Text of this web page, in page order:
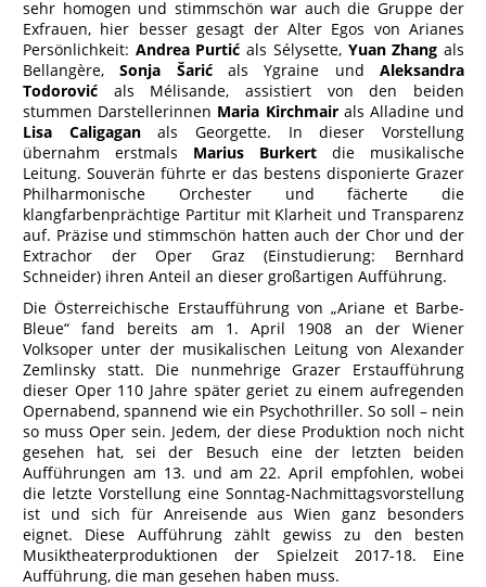
sehr homogen und stimmschön war auch die Gruppe der
Exfrauen, hier besser gesagt der Alter Egos von Arianes
Persönlichkeit: Andrea Purtić als Sélysette, Yuan Zhang als
Bellangère,Sonja Šarićals Ygraine undAleksandra
Todorović als Mélisande, assistiert von den beiden
stummen Darstellerinnen Maria Kirchmairals Alladine und
Lisa Caligaganals Georgette. In dieser Vorstellung
übernahm erstmals Marius Burkert die musikalische
Leitung. Souverän führte er das bestens disponierte Grazer
Philharmonische Orchester und fächerte die
klangfarbenprächtige Partitur mit Klarheit und Transparenz
auf. Präzise und stimmschön hatten auch der Chor und der
Extrachor der Oper Graz (Einstudierung: Bernhard
Schneider) ihren Anteil an dieser großartigen Aufführung.
Die Österreichische Erstaufführung von „Ariane et Barbe-
Bleue“ fand bereits am 1. April 1908 an der Wiener
Volksoper unter der musikalischen Leitung von Alexander
Zemlinsky statt. Die nunmehrige Grazer Erstaufführung
dieser Oper 110 Jahre später geriet zu einem aufregenden
Opernabend, spannend wie ein Psychothriller. So soll – nein
so muss Oper sein. Jedem, der diese Produktion noch nicht
gesehen hat, sei der Besuch eine der letzten beiden
Aufführungen am 13. und am 22. April empfohlen, wobei
die letzte Vorstellung eine Sonntag-Nachmittagsvorstellung
ist und sich für Anreisende aus Wien ganz besonders
eignet. Diese Aufführung zählt gewiss zu den besten
Musiktheaterproduktionen der Spielzeit 2017-18. Eine
Aufführung, die man gesehen haben muss.